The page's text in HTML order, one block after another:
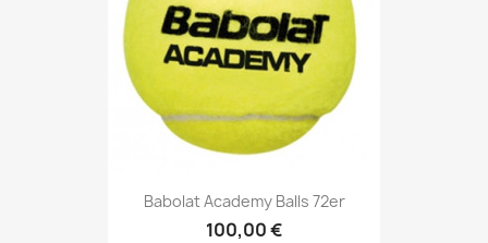
Babolat Academy Balls 72er
100,00 €